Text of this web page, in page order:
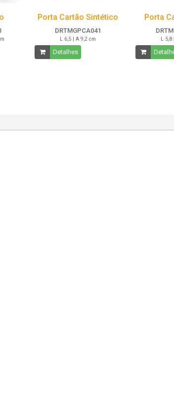
Porta Cartão Sintético
DRTMGPCA041
L 6,5 | A 9,2 cm
Detalhes
Porta
L 5,8